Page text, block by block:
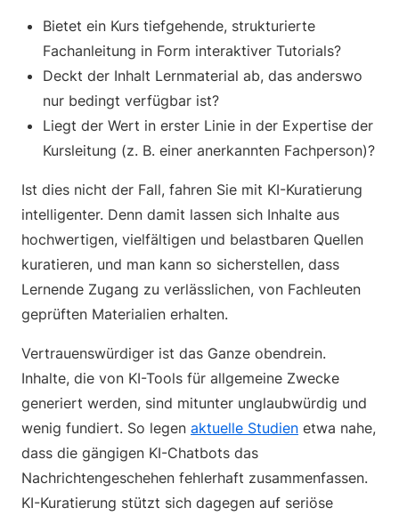
Bietet ein Kurs tiefgehende, strukturierte
Fachanleitung in Form interaktiver Tutorials?
Deckt der Inhalt Lernmaterial ab, das anderswo
nur bedingt verfügbar ist?
Liegt der Wert in erster Linie in der Expertise der
Kursleitung (z. B. einer anerkannten Fachperson)?
Ist dies nicht der Fall, fahren Sie mit KI-Kuratierung
intelligenter. Denn damit lassen sich Inhalte aus
hochwertigen, vielfältigen und belastbaren Quellen
kuratieren, und man kann so sicherstellen, dass
Lernende Zugang zu verlässlichen, von Fachleuten
geprüften Materialien erhalten.
Vertrauenswürdiger ist das Ganze obendrein.
Inhalte, die von KI-Tools für allgemeine Zwecke
generiert werden, sind mitunter unglaubwürdig und
wenig fundiert. So legen aktuelle Studien etwa nahe,
dass die gängigen KI-Chatbots das
Nachrichtengeschehen fehlerhaft zusammenfassen.
KI-Kuratierung stützt sich dagegen auf seriöse